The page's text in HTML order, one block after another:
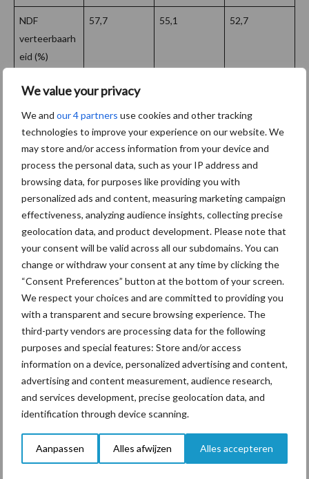
We value your privacy
We and our 4 partners use cookies and other tracking
technologies to improve your experience on our website. We
may store and/or access information from your device and
process the personal data, such as your IP address and
browsing data, for purposes like providing you with
personalized ads and content, measuring marketing campaign
effectiveness, analyzing audience insights, collecting precise
geolocation data, and product development. Please note that
your consent will be valid across all our subdomains. You can
change or withdraw your consent at any time by clicking the
“Consent Preferences” button at the bottom of your screen.
We respect your choices and are committed to providing you
with a transparent and secure browsing experience. The
third-party vendors are processing data for the following
purposes and special features: Store and/or access
information on a device, personalized advertising and content,
advertising and content measurement, audience research,
and services development, precise geolocation data, and
identification through device scanning.
Aanpassen Alles afwijzen Alles accepteren
NDF
verteerbaarh
eid (%)
57,7 55,1 52,7
ADF (g/kg ds)
Bron:Eurofins Agro
Aanbevolen voor jou!
Grondstoffenmarkt blijft
grillig: droogte en
geopolitiek houden handel
in de greep
De speenhuid: een vaak
onderschatte risicofactor
voor mastitis
ForFarmers ziet volume en
marktaandeel groeien in
krimpende Nederlandse
markt